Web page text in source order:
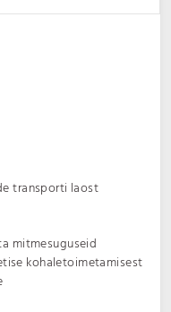
transporti laost
mitmesuguseid
kohaletoimetamisest